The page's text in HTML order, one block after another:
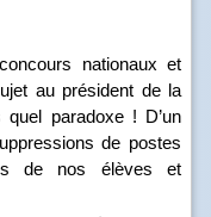
nationaux et
au président de la
paradoxe ! D’un
de postes
de nos élèves et